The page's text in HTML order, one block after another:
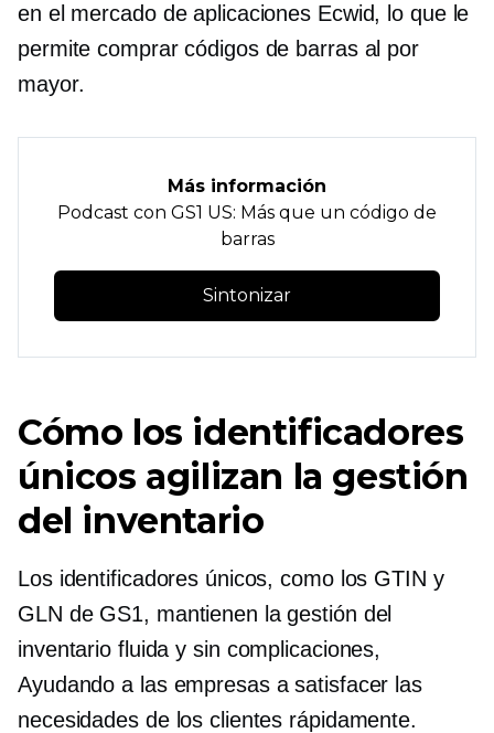
en el mercado de aplicaciones Ecwid, lo que le
permite comprar códigos de barras al por
mayor.
Más información
Podcast con GS1 US: Más que un código de
barras
Sintonizar
Cómo los identificadores
únicos agilizan la gestión
del inventario
Los identificadores únicos, como los GTIN y
GLN de GS1, mantienen la gestión del
inventario fluida y sin complicaciones,
Ayudando a las empresas a satisfacer las
necesidades de los clientes rápidamente.